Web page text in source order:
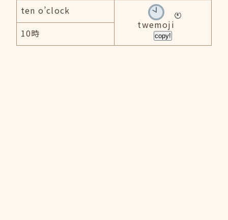
ten o’clock
twemoji
copy!
10時